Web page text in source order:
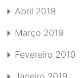
Abril 2019
Março 2019
Fevereiro 2019